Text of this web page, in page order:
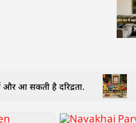
और आ सकती है दरिद्रता.